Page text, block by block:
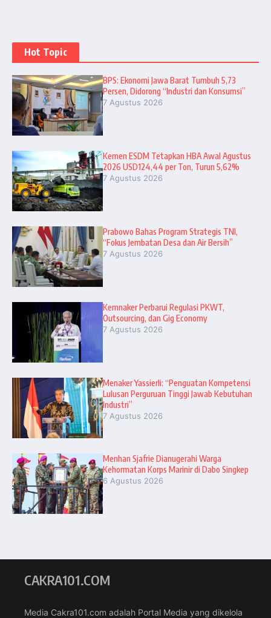
Hot Topic
BPS: Ekonomi Jawa Barat Tumbuh 5,73
Persen, Didorong “Industri dan Konsumsi”
7 Agustus 2026
Kemen ESDM Tetapkan HBA Awal Agustus
2026 USD124,44 per Ton, Turun 5,62%
7 Agustus 2026
Prabowo Bahas Program Strategis TNI,
“Fokus Jembatan Desa dan Air Bersih”
7 Agustus 2026
Kemnaker Perbarui Regulasi PKWT,
Outsourcing, dan Gig Economy
7 Agustus 2026
Menaker Yassierli: “Penguatan Kompetensi
Lulusan Perguruan Tinggi Jawab Kebutuhan
Industri”
7 Agustus 2026
Menhan Sjafrie Dianugerahi Warga
Kehormatan Korps Marinir di Dabo Singkep
6 Agustus 2026
CAKRA101.COM
Media Cakra101.com adalah Portal Media yang dikelola